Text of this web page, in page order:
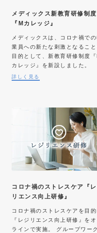
メディックス新教育研修制度
『Mカレッジ』
メディックスは、コロナ禍での
業員への新たな刺激となること
目的として、新教育研修制度『
カレッジ』を新設しました。
詳しく見る
コロナ禍のストレスケア『
リエンス向上研修』
コロナ禍のストレスケアを目的
『レジリエンス向上研修』をオ
ラインで実施。 グループワー